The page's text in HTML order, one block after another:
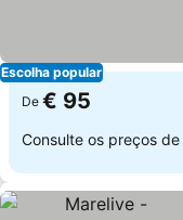
Escolha popular
De € 95
Consulte os preços de